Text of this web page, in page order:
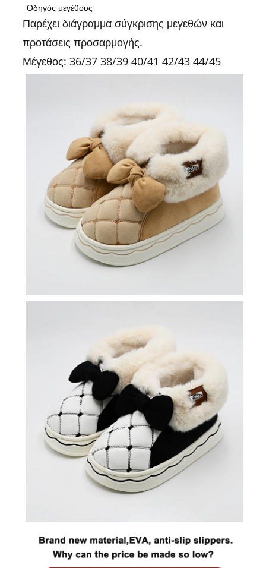
Οδηγός μεγέθους
Παρέχει διάγραμμα σύγκρισης μεγεθών και
προτάσεις προσαρμογής.
Μέγεθος: 36/37 38/39 40/41 42/43 44/45